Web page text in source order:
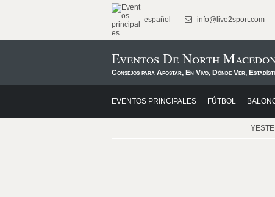
español info@live2sport.com
Eventos De North
Consejos para Apostar, En Vivo, Dónde Ver,
EVENTOS PRINCIPALES FÚTBOL